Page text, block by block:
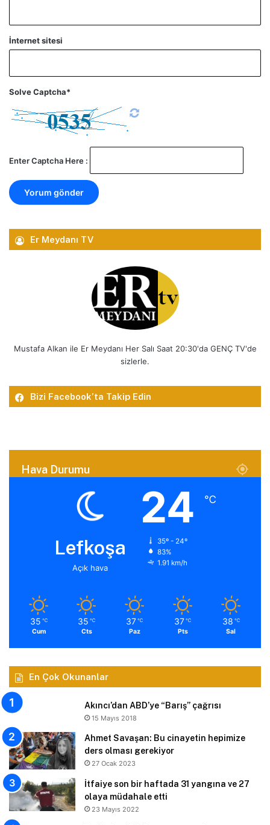
İnternet sitesi
Solve Captcha*
Enter Captcha Here :
Er Meydanı TV
Mustafa Alkan ile Er Meydanı Her Salı Saat 20:30'da GENÇ TV'de
sizlerle.
Bizi Facebook’ta Takip Edin
Hava Durumu
Lefkoşa
Açık hava
24 ℃
35º - 24º
83%
1.91 km/h
35 ℃
Cum
35 ℃
Cts
37 ℃
Paz
37 ℃
Pts
38 ℃
Sal
En Çok Okunanlar
Akıncı’dan ABD’ye “Barış” çağrısı
15 Mayıs 2018
Ahmet Savaşan: Bu cinayetin hepimize
ders olması gerekiyor
27 Ocak 2023
İtfaiye son bir haftada 31 yangına ve 27
olaya müdahale etti
23 Mayıs 2022